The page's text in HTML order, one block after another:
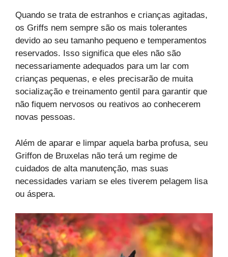
Quando se trata de estranhos e crianças agitadas,
os Griffs nem sempre são os mais tolerantes
devido ao seu tamanho pequeno e temperamentos
reservados. Isso significa que eles não são
necessariamente adequados para um lar com
crianças pequenas, e eles precisarão de muita
socialização e treinamento gentil para garantir que
não fiquem nervosos ou reativos ao conhecerem
novas pessoas.
Além de aparar e limpar aquela barba profusa, seu
Griffon de Bruxelas não terá um regime de
cuidados de alta manutenção, mas suas
necessidades variam se eles tiverem pelagem lisa
ou áspera.